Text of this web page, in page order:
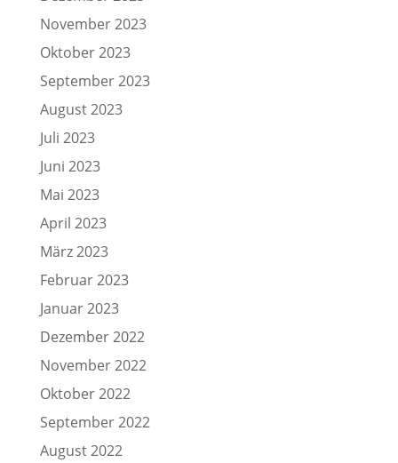
November 2023
Oktober 2023
September 2023
August 2023
Juli 2023
Juni 2023
Mai 2023
April 2023
März 2023
Februar 2023
Januar 2023
Dezember 2022
November 2022
Oktober 2022
September 2022
August 2022